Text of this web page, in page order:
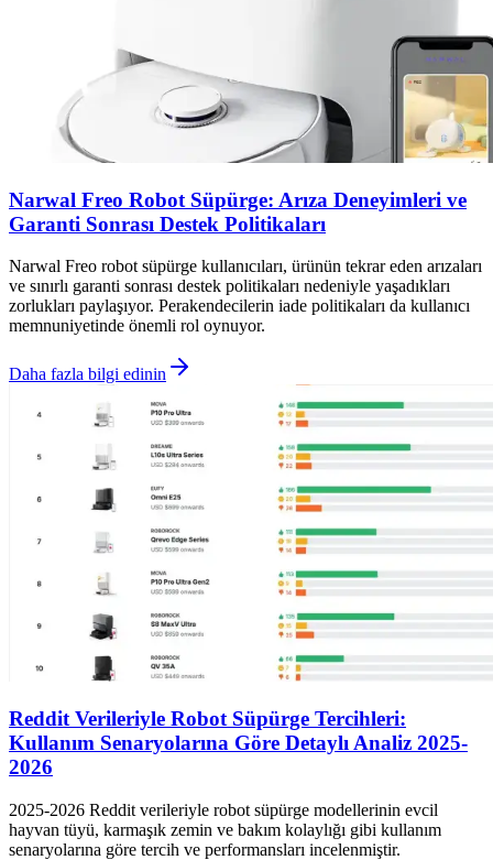
Narwal Freo Robot Süpürge: Arıza Deneyimleri ve
Garanti Sonrası Destek Politikaları
Narwal Freo robot süpürge kullanıcıları, ürünün tekrar eden arızaları
ve sınırlı garanti sonrası destek politikaları nedeniyle yaşadıkları
zorlukları paylaşıyor. Perakendecilerin iade politikaları da kullanıcı
memnuniyetinde önemli rol oynuyor.
Daha fazla bilgi edinin
Reddit Verileriyle Robot Süpürge Tercihleri:
Kullanım Senaryolarına Göre Detaylı Analiz 2025-
2026
2025-2026 Reddit verileriyle robot süpürge modellerinin evcil
hayvan tüyü, karmaşık zemin ve bakım kolaylığı gibi kullanım
senaryolarına göre tercih ve performansları incelenmiştir.